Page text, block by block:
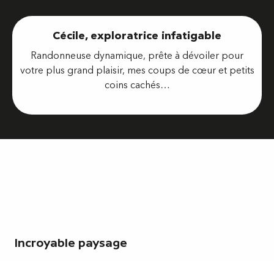
Cécile, exploratrice infatigable
Randonneuse dynamique, prête à dévoiler pour
votre plus grand plaisir, mes coups de cœur et petits
coins cachés…
Incroyable paysage